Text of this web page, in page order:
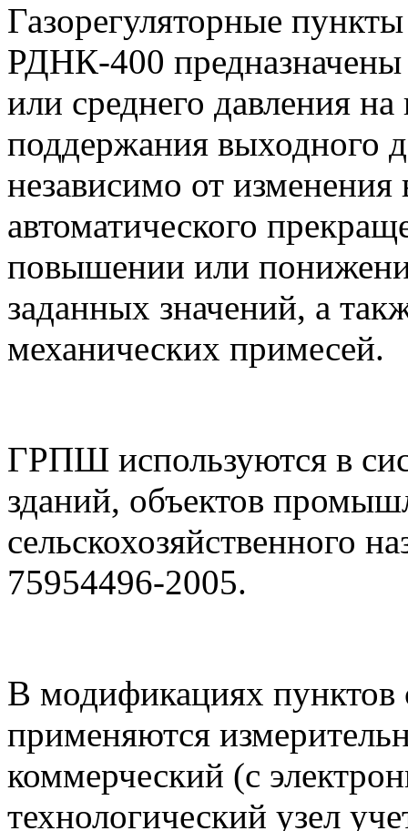
Газорегуляторные
РДНК-400 предназначены
или среднего давления на
поддержания выходного
независимо от изменения
автоматического
повышении или
заданных значений, а
механических примесей.
ГРПШ используются в
зданий, объектов
сельскохозяйственного
75954496-2005.
В модификациях пунктов
применяются
коммерческий (с
технологический узел